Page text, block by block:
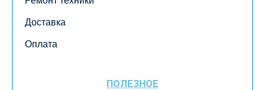
Доставка
Оплата
ПОЛЕЗНОЕ